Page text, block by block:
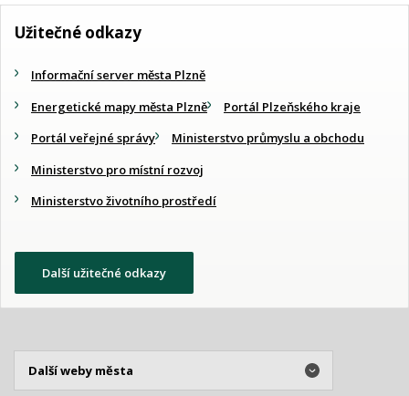
Užitečné odkazy
Informační server města Plzně
Energetické mapy města Plzně
Portál Plzeňského kraje
Portál veřejné správy
Ministerstvo průmyslu a obchodu
Ministerstvo pro místní rozvoj
Ministerstvo životního prostředí
Další užitečné odkazy